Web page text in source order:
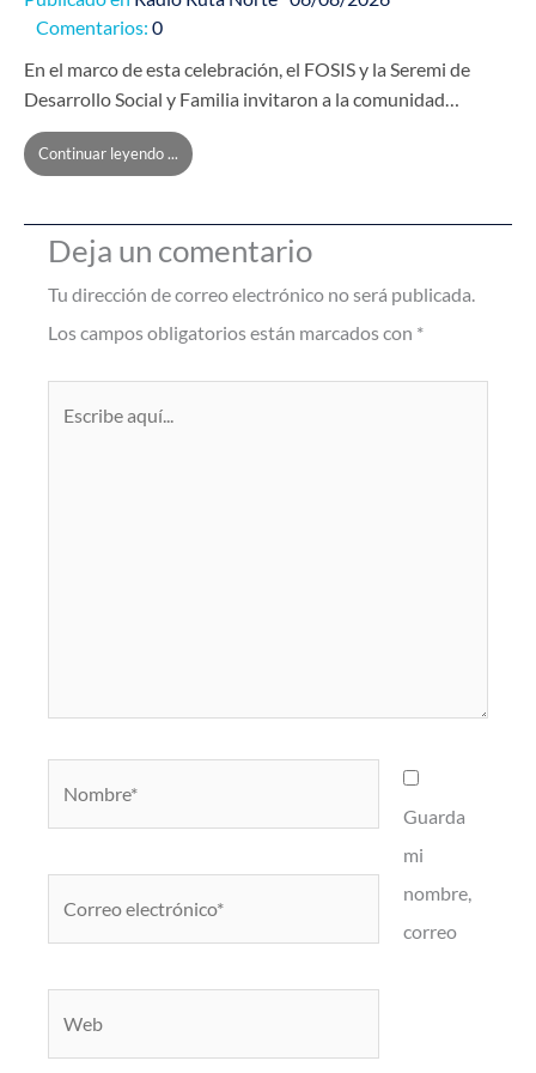
Comentarios: 0
En el marco de esta celebración, el FOSIS y la Seremi de
Desarrollo Social y Familia invitaron a la comunidad…
Continuar leyendo ...
Deja un comentario
Tu dirección de correo electrónico no será publicada.
Los campos obligatorios están marcados con *
Guarda
mi
nombre,
correo